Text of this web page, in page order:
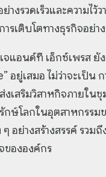
ย่างรวดเร็วและความ
ารเติบโตทางธุรกิจอย่า
จแอนด์ที เอ็กซ์เพรส ยั
อยู่เสมอ ไม่ว่าจะเป็น
งเสริมวิสาหกิจภายใน
กษ์โลกในอุตสาหกรร
ๆ อย่างสร้างสรรค์ รว
ององค์กร